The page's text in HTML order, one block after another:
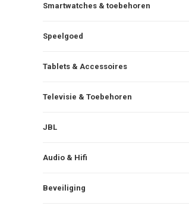
Smartwatches & toebehoren
Speelgoed
Tablets & Accessoires
Televisie & Toebehoren
JBL
Audio & Hifi
Beveiliging